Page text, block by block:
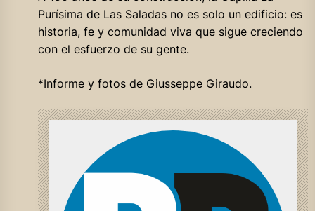
Purísima de Las Saladas no es solo un edificio: es
historia, fe y comunidad viva que sigue creciendo
con el esfuerzo de su gente.
*Informe y fotos de Giusseppe Giraudo.